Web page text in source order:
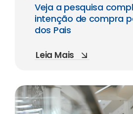
Veja a pesquisa
intenção de compra
dos Pais
Leia Mais